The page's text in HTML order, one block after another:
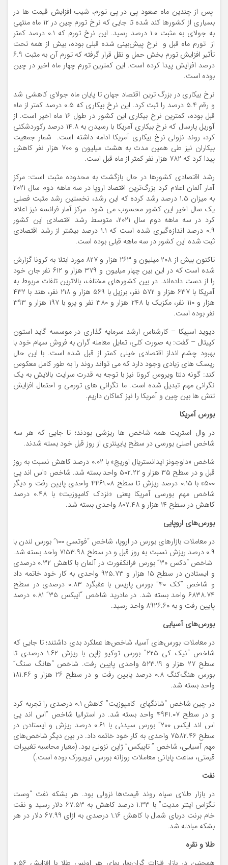
پس از چندین ماه صعود پی در پی تورم، شیب افزایش قیمت ها در
بسیاری از کشورها کند شده تا جایی که نرخ تورم چین در ١٢ ماه منتهی
به جولای به مثبت ۱.۰ درصد رسید. این نرخ تورم که ۰.۱ درصد کمتر
از تورم ماه قبل و نرخ پیش‌بینی شده قبلی بوده، بیش از همه تحت
تأثیر افزایش تورم بخش حمل و نقل قرار گرفته که تورم آن به مثبت ۶.۹
درصد افزایش پیدا کرده است. این کمترین تورم چهار ماه اخیر در چین
بوده است.
نرخ بیکاری در بزرگ ترین اقتصاد جهان تا پایان ماه جولای کاهشی شد
و رقم ۵.۴ درصد را ثبت کرد. این نرخ بیکاری که ۰.۵ درصد کمتر از ماه
قبل بوده، کمترین نرخ بیکاری این کشور در طول ۱۶ ماه اخیر است. از
آوریل پارسال که نرخ بیکاری آمریکا با رسیدن به ۱۴.۸ درصد رکوردشکنی
کرد، روند نزولی نرخ بیکاری آمریکا ادامه داشته است. شمار جمعیت
بیکاران نیز طی همین مدت به هشت میلیون و ۷۰۰ هزار نفر کاهش
پیدا کرد که ۷۸۲ هزار نفر کمتر از ماه قبل است.
رشد اقتصادی کشورها در حال بازگشت به محدوده مثبت است: مرکز
آمار آلمان اعلام کرد بزرگ‌ترین اقتصاد اروپا در سه ماهه دوم سال ۲۰۲۱
به میزان ۱.۵ درصد رشد کرده که این رشد، نخستین رشد مثبت فصلی
یک سال اخیر این کشور محسوب می شود. مرکز آمار فرانسه نیز اعلام
کرد در سه ماهه دوم سال ۲۰۲۱، متوسط رشد اقتصادی این کشور
۰.۹ درصد اندازه‌گیری شده است که ۱.۱ درصد بیشتر از رشد اقتصادی
ثبت شده این کشور در سه ماهه قبلی بوده است.
تاکنون بیش از ۲۰۸ میلیون و ۲۶۳ هزار و ۸۲۷ مورد ابتلا به کرونا گزارش
شده است که در این بین چهار میلیون و ۳۷۹ هزار و ۶۱۲ نفر جان خود
را از دست داده‌اند. در بین کشورهای مختلف، بالاترین تلفات مربوط به
آمریکا با ۶۳۷ هزار و ۵۷۲ نفر، برزیل با ۵۶۹ هزار و ۲۱۸ نفر، هند با ۴۳۲
هزار و ۱۱۰ نفر، مکزیک با ۲۴۸ هزار و ۳۸۰ نفر و پرو با ۱۹۷ هزار و ۳۹۳
نفر بوده است.
دیوید اسپیکا – کارشناس ارشد سرمایه گذاری در موسسه گاید استون
کپیتال – گفت: به صورت کلی، تمایل معامله گران به فروش سهام خود با
بهبود چشم انداز اقتصادی خیلی کمتر از قبل شده است. با این حال
ریسک های زیادی وجود دارد که می تواند روند را به طور کامل معکوس
کند: گونه دلتا ویروس کرونا نیز با توجه به قدرت سرایت بالایش به یک
نگرانی مهم تبدیل شده است. ما نگرانی های تورمی و احتمال افزایش
تنش ها بین چین و آمریکا را نیز کماکان داریم.
بورس آمریکا
در وال استریت همه شاخص ها ریزشی بودند؛ تا جایی که هر سه
شاخص اصلی بورسی در سطح پایینتری از روز قبل خود بسته شدند.
شاخص «داوجونز ایدانستریال اوریج» با ۰.۰۲ درصد کاهش نسبت به روز
قبل و در سطح ۳۵ هزار و ۵۰۲.۲۲ واحد بسته شد. شاخص «اس اند پی
۵۰۰» با ۰.۱۵ درصد ریزش تا سطح ۴۴۶۱.۰۸ واحدی پایین رفت و دیگر
شاخص مهم بورسی آمریکا یعنی «نزدک کامپوزیت» با ۰.۴۸ درصد
کاهش در سطح ۱۴ هزار و ۸۰۷.۴۸ واحدی بسته شد.
بورس‌های اروپایی
در معاملات بازارهای بورس در اروپا، شاخص “فوتسی ۱۰۰” بورس لندن با
۰.۹ درصد ریزش نسبت به روز قبل و در سطح ۷۱۵۳.۹۸ واحد بسته شد.
شاخص “دکس ۳۰” بورس فرانکفورت در آلمان با کاهش ۰.۳۲ درصدی
و ایستادن در سطح ۱۵ هزار و ۹۲۵.۷۳ واحدی به کار خود خاتمه داد
و شاخص “کک ۴۰” بورس پاریس با عقبگرد ۰.۸۳ درصدی در سطح
۶۸۳۸.۷۴ واحد بسته شد. در مادرید شاخص “ایبکس ۳۵” ۰.۸۱ درصد
پایین رفت و به ۸۹۲۶.۶۰ واحد رسید.
بورس‌های آسیایی
در معاملات بورس‌های آسیا، شاخص‌ها عملکرد بدی داشتند؛ تا جایی که
شاخص “نیک کی ۲۲۵” بورس توکیو ژاپن با ریزش ۱.۶۲ درصدی تا
سطح ۲۷ هزار و ۵۲۳.۱۹ واحدی پایین رفت. شاخص “هانگ سنگ”
بورس هنگ‌کنگ ۰.۸ درصد پایین رفت و در سطح ۲۶ هزار و ۱۸۱.۴۶
واحد بسته شد.
در چین شاخص “شانگهای کامپوزیت” کاهش ۰.۱ درصدی را تجربه کرد
و در سطح ۴۹۴۱.۰۷ واحد بسته شد. در استرالیا شاخص “اس اند پی
اس اند ایکس ۲۰۰” بورس سیدنی با ۰.۶۱ درصد ریزش و ایستادن در
سطح ۷۵۸۲.۴۶ واحدی به کار خود خاتمه داد. در بین دیگر شاخص‌های
مهم آسیایی، شاخص ” تاپیکس” ژاپن نزولی بود. (معیار محاسبه تغییرات
قیمتی، ساعت پایانی معاملات روزانه بورس نیویورک بوده است.)
نفت
در بازار طلای سیاه روند قیمت‌ها نزولی بود. هر بشکه نفت “وست
تگزاس اینتر مدیت” با ۱.۳۳ درصد کاهش به ۶۷.۵۳ دلار رسید و نفت
خام برنت دریای شمال با کاهش ۱.۱۶ درصدی به ازای ۶۷.۹۹ دلار در هر
بشکه مبادله شد.
طلا و نقره